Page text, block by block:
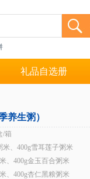
礼品自选册
养生粥）
/箱
米、400g雪耳莲子粥米
400g金玉百合粥米
400g杏仁黑粮粥米